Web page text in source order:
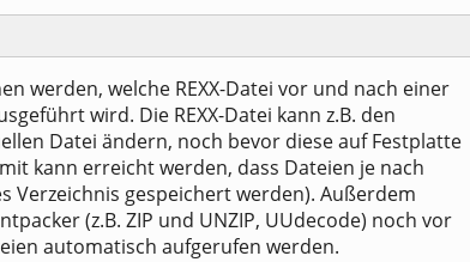
werden, welche REXX-Datei vor und nach einer
wird. Die REXX-Datei kann z.B. den
Datei ändern, noch bevor diese auf Festplatte
kann erreicht werden, dass Dateien je nach
Verzeichnis gespeichert werden). Außerdem
(z.B. ZIP und UNZIP, UUdecode) noch vor
automatisch aufgerufen werden.